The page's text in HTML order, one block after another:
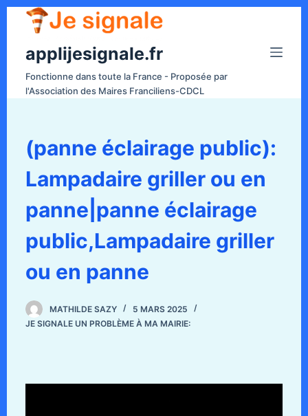
applijesignale.fr
Fonctionne dans toute la France - Proposée par
l'Association des Maires Franciliens-CDCL
(panne éclairage public):
Lampadaire griller ou en
panne|panne éclairage
public,Lampadaire griller
ou en panne
MATHILDE SAZY
5 MARS 2025
JE SIGNALE UN PROBLÈME À MA MAIRIE: